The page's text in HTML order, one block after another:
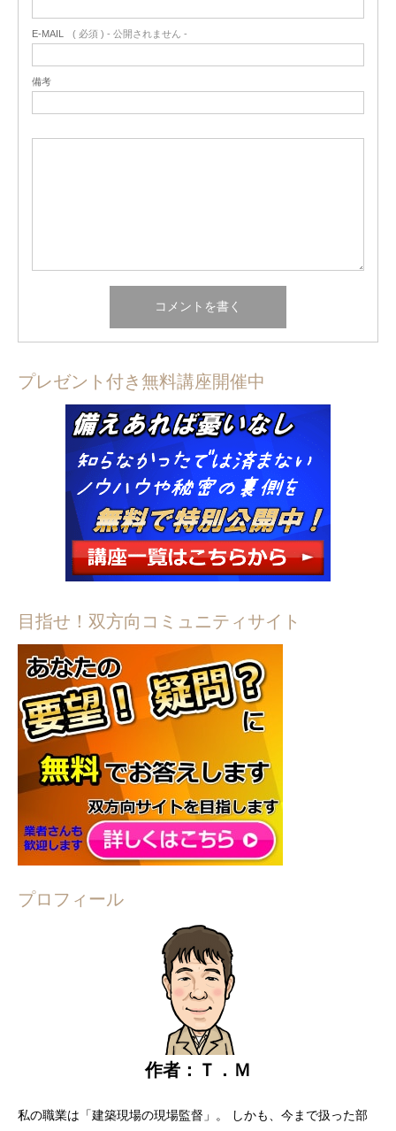
E-MAIL ( 必須 ) - 公開されません -
備考
プレゼント付き無料講座開催中
目指せ！双方向コミュニティサイト
プロフィール
作者：Ｔ．Ｍ
私の職業は「建築現場の現場監督」。
しかも、今まで扱った部